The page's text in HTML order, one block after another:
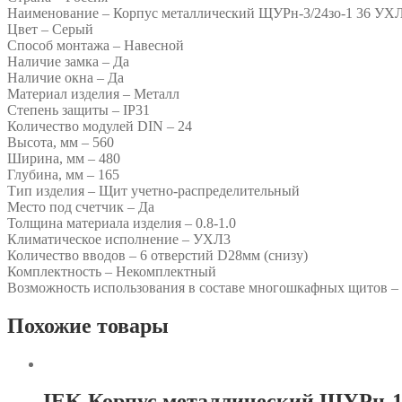
Наименование – Корпус металлический ЩУРн-3/24зо-1 36
Цвет – Серый
Способ монтажа – Навесной
Наличие замка – Да
Наличие окна – Да
Материал изделия – Металл
Степень защиты – IP31
Количество модулей DIN – 24
Высота, мм – 560
Ширина, мм – 480
Глубина, мм – 165
Тип изделия – Щит учетно-распределительный
Место под счетчик – Да
Толщина материала изделия – 0.8-1.0
Климатическое исполнение – УХЛ3
Количество вводов – 6 отверстий D28мм (снизу)
Комплектность – Некомплектный
Возможность использования в составе многошкафных щитов
Похожие товары